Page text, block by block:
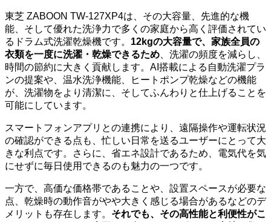
東芝 ZABOON TW-127XP4は、その大容量、先進的な機
能、そして優れた洗浄力で多くの家庭から高く評価されてい
るドラム式洗濯乾燥機です。 12kgの大容量で、家族全員の
衣類を一度に洗濯・乾燥できるため 、洗濯の頻度を減らし、
時間の節約に大きく貢献します。AI搭載による自動洗濯プラ
ンの提案や、温水洗浄機能、ヒートポンプ乾燥などの機能
が、洗濯物をより清潔に、そしてふんわりと仕上げることを
可能にしています。
スマートフォンアプリとの連携により、遠隔操作や運転状況
の確認ができる点も、忙しい日常を送るユーザーにとって大
きな利点です。さらに、省エネ設計であるため、電気代を気
にせずに毎日使用できるのも魅力の一つです。
一方で、高価な価格帯であることや、設置スペースが必要な
点、乾燥時の動作音がやや大きく感じる場合があるなどのデ
メリットも存在します。 それでも、その高性能と利便性がこ